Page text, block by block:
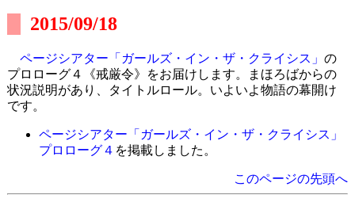
2015/09/18
ページシアター「ガールズ・イン・ザ・クライシス」 の
プロローグ４《戒厳令》をお届けします。まほろばからの
状況説明があり、タイトルロール。いよいよ物語の幕開け
です。
ページシアター「ガールズ・イン・ザ・クライシス」
プロローグ４ を掲載しました。
このページの先頭へ